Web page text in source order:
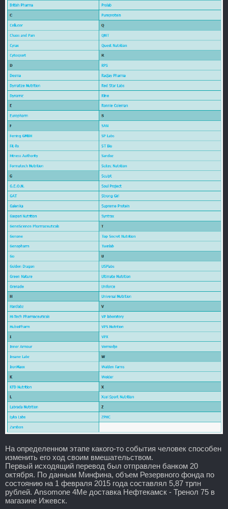
На определенном этапе какого-то события человек способен
изменить его ход своим вмешательством.
Первый исходящий перевод был отправлен банком 20
октября. По данным Минфина, объем Резервного фонда по
состоянию на 1 февраля 2015 года составлял 5,87 трлн
рублей. Ansomone 4Me доставка Нефтекамск - Тренол 75 в
магазине Ижевск.